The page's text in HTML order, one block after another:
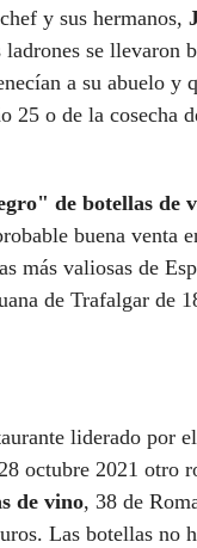
y sus hermanos,
se llevaron
a su abuelo y
25 o de la cosecha
de botellas de
buena venta
más valiosas de
de Trafalgar de
liderado por
octubre 2021 otro
de vino, 38 de
Las botellas no